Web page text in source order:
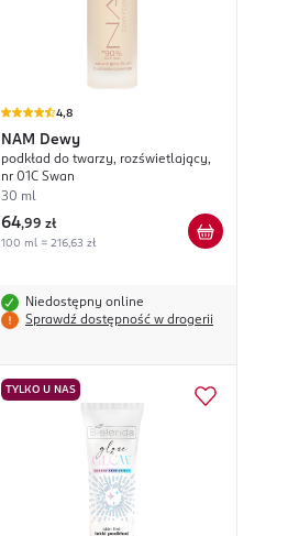
4,8
NAM Dewy
podkład do twarzy, rozświetlający,
nr 01C Swan
30 ml
64,99 zł
100 ml = 216,63 zł
Niedostępny online
Sprawdź dostępność w drogerii
TYLKO U NAS